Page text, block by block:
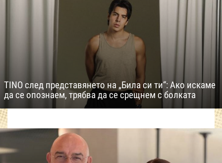
TINO след представянето на „Била си ти“: Ако искаме
да се опознаем, трябва да се срещнем с болката